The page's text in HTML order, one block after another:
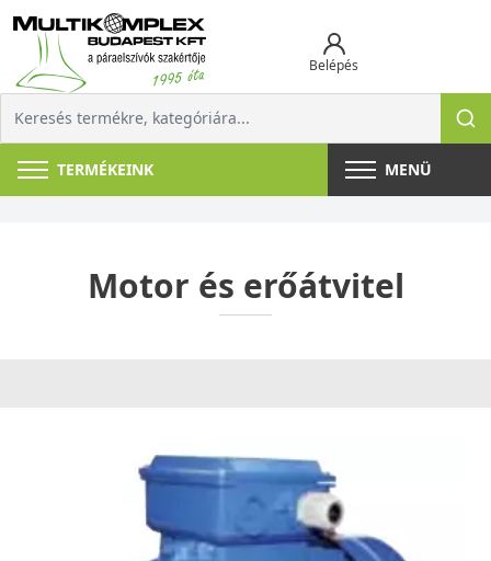
Belépés
TERMÉKEINK MENÜ
Motor és erőátvitel